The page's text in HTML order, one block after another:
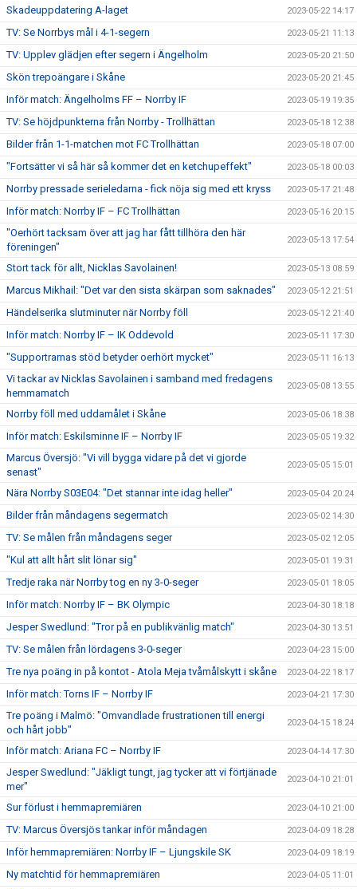
Skadeuppdatering A-laget 2023-05-22 14:17
TV: Se Norrbys mål i 4-1-segern 2023-05-21 11:13
TV: Upplev glädjen efter segern i Ängelholm 2023-05-20 21:50
Skön trepoängare i Skåne 2023-05-20 21:45
Inför match: Ängelholms FF – Norrby IF 2023-05-19 19:35
TV: Se höjdpunkterna från Norrby - Trollhättan 2023-05-18 12:38
Bilder från 1-1-matchen mot FC Trollhättan 2023-05-18 07:00
"Fortsätter vi så här så kommer det en ketchupeffekt" 2023-05-18 00:03
Norrby pressade serieledarna - fick nöja sig med ett kryss 2023-05-17 21:48
Inför match: Norrby IF – FC Trollhättan 2023-05-16 20:15
"Oerhört tacksam över att jag har fått tillhöra den här
föreningen"
2023-05-13 17:54
Stort tack för allt, Nicklas Savolainen! 2023-05-13 08:59
Marcus Mikhail: "Det var den sista skärpan som saknades" 2023-05-12 21:51
Händelserika slutminuter när Norrby föll 2023-05-12 21:40
Inför match: Norrby IF – IK Oddevold 2023-05-11 17:30
"Supportrarnas stöd betyder oerhört mycket" 2023-05-11 16:13
Vi tackar av Nicklas Savolainen i samband med fredagens
hemmamatch
2023-05-08 13:55
Norrby föll med uddamålet i Skåne 2023-05-06 18:38
Inför match: Eskilsminne IF – Norrby IF 2023-05-05 19:32
Marcus Översjö: "Vi vill bygga vidare på det vi gjorde
senast"
2023-05-05 15:01
Nära Norrby S03E04: "Det stannar inte idag heller" 2023-05-04 20:24
Bilder från måndagens segermatch 2023-05-02 14:30
TV: Se målen från måndagens seger 2023-05-02 12:05
"Kul att allt hårt slit lönar sig" 2023-05-01 19:31
Tredje raka när Norrby tog en ny 3-0-seger 2023-05-01 18:05
Inför match: Norrby IF – BK Olympic 2023-04-30 18:18
Jesper Swedlund: "Tror på en publikvänlig match" 2023-04-30 13:51
TV: Se målen från lördagens 3-0-seger 2023-04-23 15:00
Tre nya poäng in på kontot - Atola Meja tvåmålskytt i skåne 2023-04-22 18:17
Inför match: Torns IF – Norrby IF 2023-04-21 17:30
Tre poäng i Malmö: "Omvandlade frustrationen till energi
och hårt jobb"
2023-04-15 18:24
Inför match: Ariana FC – Norrby IF 2023-04-14 17:30
Jesper Swedlund: "Jäkligt tungt, jag tycker att vi förtjänade
mer"
2023-04-10 21:01
Sur förlust i hemmapremiären 2023-04-10 21:00
TV: Marcus Översjös tankar inför måndagen 2023-04-09 18:28
Inför hemmapremiären: Norrby IF – Ljungskile SK 2023-04-09 18:19
Ny matchtid för hemmapremiären 2023-04-05 11:01